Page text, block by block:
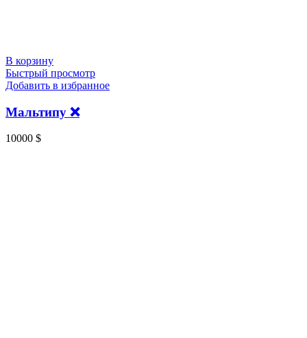
В корзину
Быстрый просмотр
Добавить в избранное
Мальтипу ❌️
10000 $